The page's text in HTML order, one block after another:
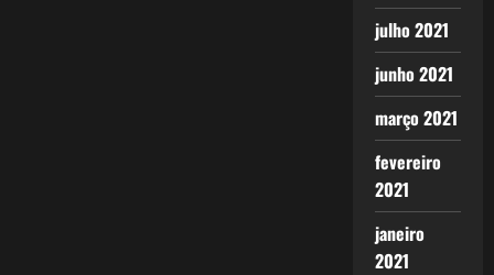
julho 2021
junho 2021
março 2021
fevereiro
2021
janeiro
2021